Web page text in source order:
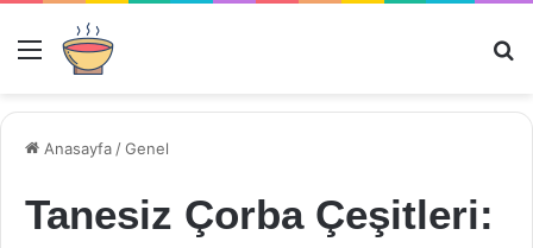
Menü
Anasayfa /Genel
Tanesiz Çorba Çeşitleri: